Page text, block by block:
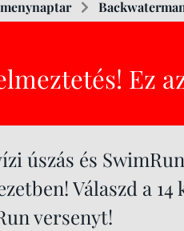
Ez
úszás és
Válaszd a
versenyt!